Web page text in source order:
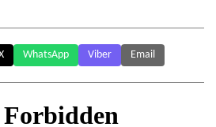
WhatsApp Viber Email